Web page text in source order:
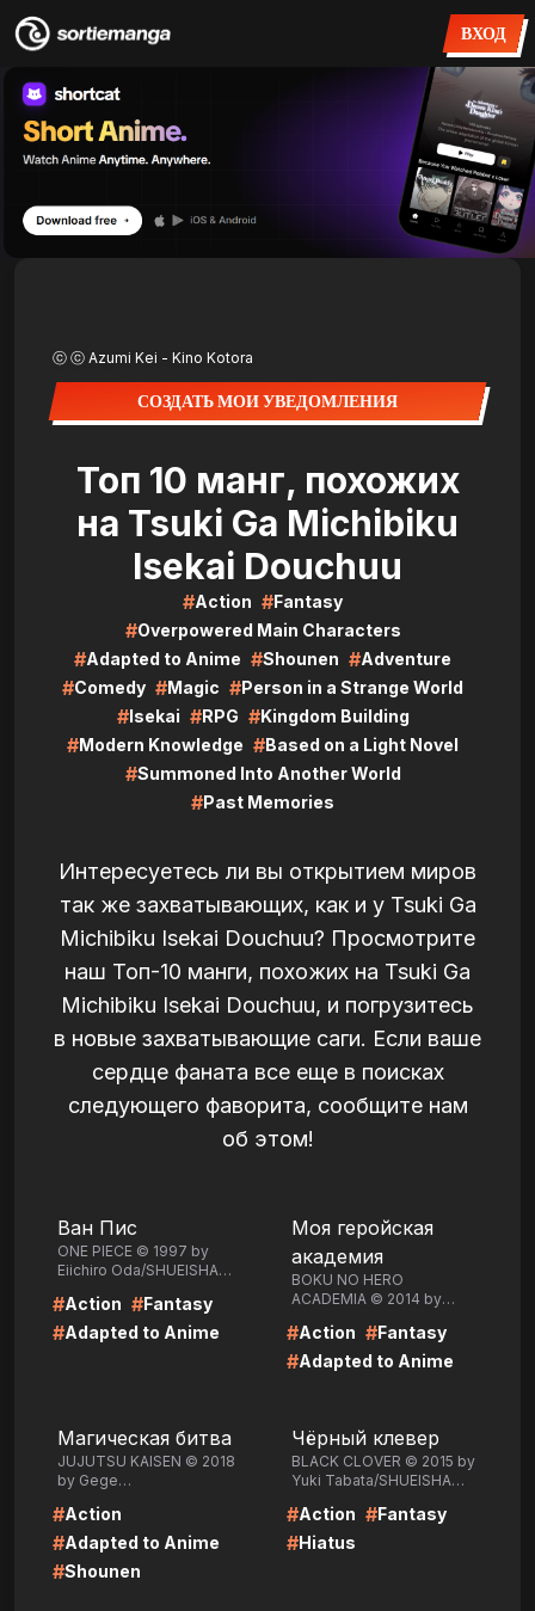
ВХОД
ⓒ ⓒ Azumi Kei - Kino Kotora
СОЗДАТЬ МОИ УВЕДОМЛЕНИЯ
Топ 10 манг, похожих
на Tsuki Ga Michibiku
Isekai Douchuu
#Action #Fantasy
#Overpowered Main Characters
#Adapted to Anime #Shounen #Adventure
#Comedy #Magic #Person in a Strange World
#Isekai #RPG #Kingdom Building
#Modern Knowledge #Based on a Light Novel
#Summoned Into Another World
#Past Memories
Интересуетесь ли вы открытием миров
так же захватывающих, как и у Tsuki Ga
Michibiku Isekai Douchuu? Просмотрите
наш Топ-10 манги, похожих на Tsuki Ga
Michibiku Isekai Douchuu, и погрузитесь
в новые захватывающие саги. Если ваше
сердце фаната все еще в поисках
следующего фаворита, сообщите нам
об этом!
Ван Пис
ONE PIECE © 1997 by
Eiichiro Oda/SHUEISHA
#Action #Fantasy
#Adapted to Anime
Моя геройская
академия
BOKU NO HERO
ACADEMIA © 2014 by
Horikoshi/SHUEISHA Inc.
#Action #Fantasy
#Adapted to Anime
Магическая битва
JUJUTSU KAISEN © 2018
by Gege
#Action
#Adapted to Anime
#Shounen
Чёрный клевер
BLACK CLOVER © 2015 by
Yuki Tabata/SHUEISHA
#Action #Fantasy
#Hiatus